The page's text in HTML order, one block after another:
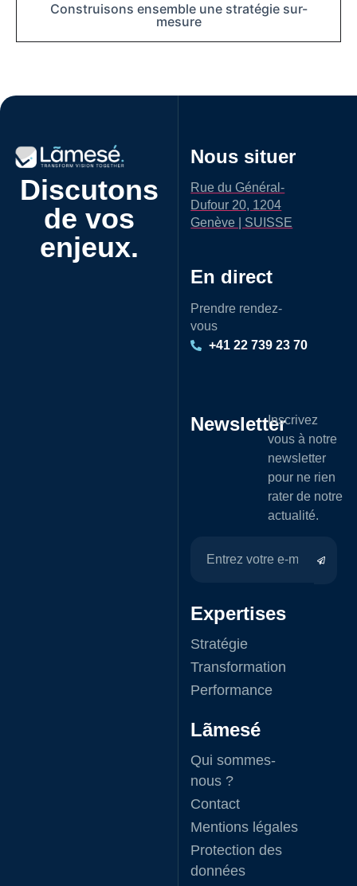
Construisons ensemble une stratégie sur-
mesure
Discutons
de vos
enjeux.
Expertises
Stratégie
Transformation
Performance
Lãmesé
Qui sommes-
nous ?
Contact
Mentions légales
Protection des
données
NewsletterInscrivez
vous à notre
newsletter
pour ne rien
rater de notre
actualité.
Nous situer
Rue du Général-
Dufour 20, 1204
Genève | SUISSE
En direct
Prendre rendez-
vous
+41 22 739 23 70